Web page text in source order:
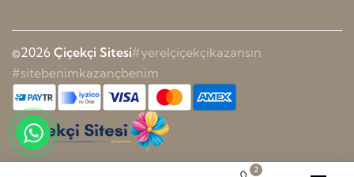
©2026 Çiçekçi Sitesi#yerelçiçekçikazansın
#sitebenimkazançbenim
2